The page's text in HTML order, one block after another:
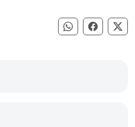
Compartir